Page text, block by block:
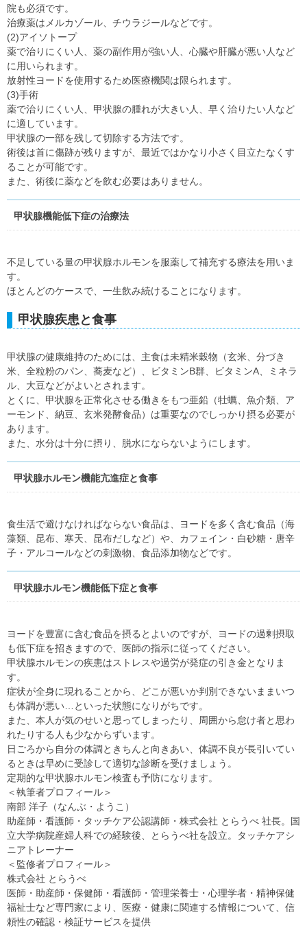
院も必須です。
治療薬はメルカゾール、チウラジールなどです。
(2)アイソトープ
薬で治りにくい人、薬の副作用が強い人、心臓や肝臓が悪い人など
に用いられます。
放射性ヨードを使用するため医療機関は限られます。
(3)手術
薬で治りにくい人、甲状腺の腫れが大きい人、早く治りたい人など
に適しています。
甲状腺の一部を残して切除する方法です。
術後は首に傷跡が残りますが、最近ではかなり小さく目立たなくす
ることが可能です。
また、術後に薬などを飲む必要はありません。
甲状腺機能低下症の治療法
不足している量の甲状腺ホルモンを服薬して補充する療法を用いま
す。
ほとんどのケースで、一生飲み続けることになります。
甲状腺疾患と食事
甲状腺の健康維持のためには、主食は未精米穀物（玄米、分づき
米、全粒粉のパン、蕎麦など）、ビタミンB群、ビタミンA、ミネラ
ル、大豆などがよいとされます。
とくに、甲状腺を正常化させる働きをもつ亜鉛（牡蠣、魚介類、ア
ーモンド、納豆、玄米発酵食品）は重要なのでしっかり摂る必要が
あります。
また、水分は十分に摂り、脱水にならないようにします。
甲状腺ホルモン機能亢進症と食事
食生活で避けなければならない食品は、ヨードを多く含む食品（海
藻類、昆布、寒天、昆布だしなど）や、カフェイン・白砂糖・唐辛
子・アルコールなどの刺激物、食品添加物などです。
甲状腺ホルモン機能低下症と食事
ヨードを豊富に含む食品を摂るとよいのですが、ヨードの過剰摂取
も低下症を招きますので、医師の指示に従ってください。
甲状腺ホルモンの疾患はストレスや過労が発症の引き金となりま
す。
症状が全身に現れることから、どこが悪いか判別できないままいつ
も体調が悪い…といった状態になりがちです。
また、本人が気のせいと思ってしまったり、周囲から怠け者と思わ
れたりする人も少なからずいます。
日ごろから自分の体調ときちんと向きあい、体調不良が長引いてい
るときは早めに受診して適切な診断を受けましょう。
定期的な甲状腺ホルモン検査も予防になります。
＜執筆者プロフィール＞
南部 洋子（なんぶ・ようこ）
助産師・看護師・タッチケア公認講師・株式会社 とらうべ 社長。国
立大学病院産婦人科での経験後、とらうべ社を設立。タッチケアシ
ニアトレーナー
＜監修者プロフィール＞
株式会社 とらうべ
医師・助産師・保健師・看護師・管理栄養士・心理学者・精神保健
福祉士など専門家により、医療・健康に関連する情報について、信
頼性の確認・検証サービスを提供